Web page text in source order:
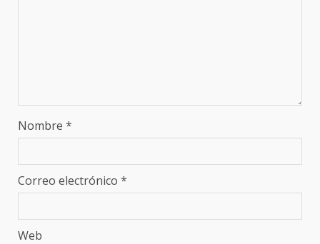
Nombre *
Correo electrónico *
Web